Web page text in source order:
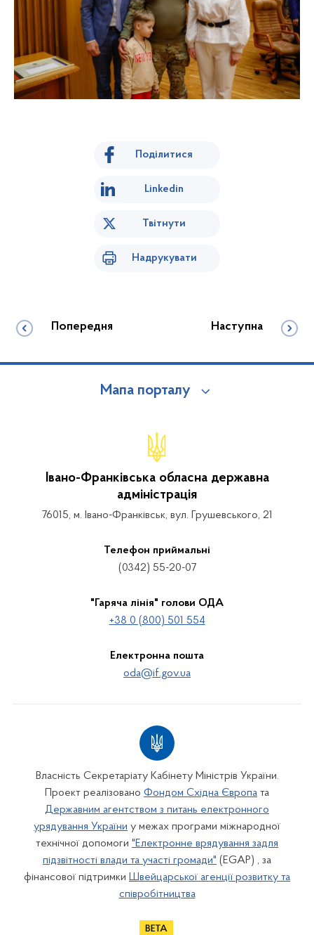
Поділитися
Linkedin
Твітнути
Надрукувати
Попередня Наступна
Мапа порталу
Івано-Франківська обласна державна
адміністрація
76015, м. Івано-Франківськ, вул. Грушевського, 21
Телефон приймальні
(0342) 55-20-07
"Гаряча лінія" голови ОДА
+38 0 (800) 501 554
Електронна пошта
oda@if.gov.ua
Власність Секретаріату Кабінету Міністрів України.
Проект реалізовано Фондом Східна Європа та
Державним агентством з питань електронного
урядування України у межах програми міжнародної
технічної допомоги "Електронне врядування задля
підзвітності влади та участі громади" (EGAP) , за
фінансової підтримки Швейцарської агенції розвитку та
співробітництва